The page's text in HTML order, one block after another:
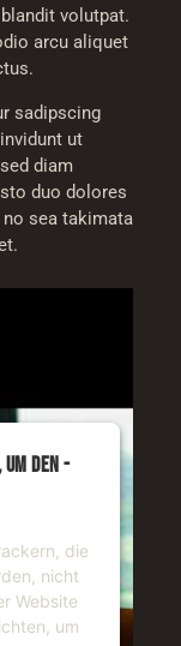
volutpat.
arcu aliquet
sadipscing
ut
diam
duo dolores
no sea takimata
UM DEN -
die
nicht
Website
um